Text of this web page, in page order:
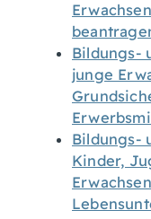
Bildungs-
junge
Bildungs-
Kinder,